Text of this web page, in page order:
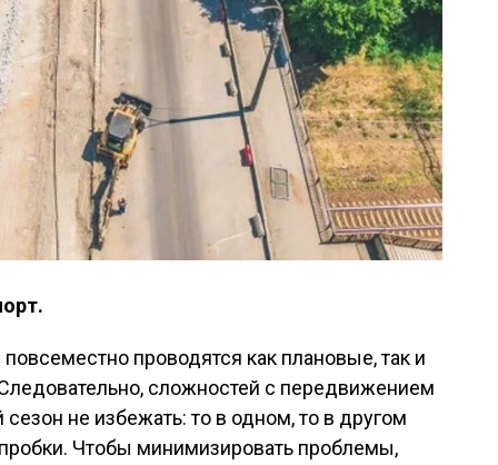
проводятся как плановые, так и
сложностей с передвижением
сезон не избежать: то в одном, то в другом
Чтобы минимизировать проблемы,